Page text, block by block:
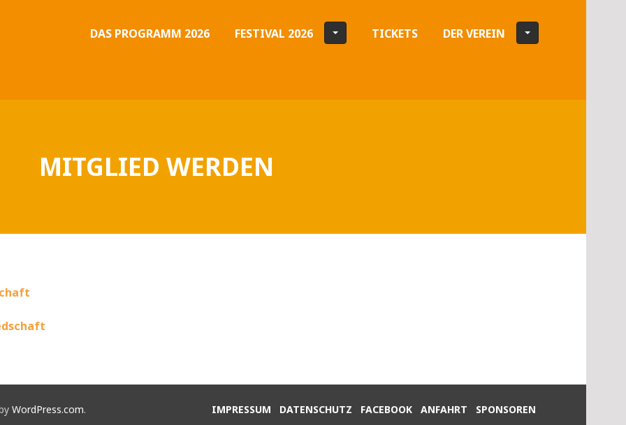
DAS PROGRAMM 2026 FESTIVAL 2026 TICKETS DER VEREIN
MITGLIED WERDEN
IMPRESSUM DATENSCHUTZ FACEBOOK ANFAHRT SPONSOREN
WordPress.com.